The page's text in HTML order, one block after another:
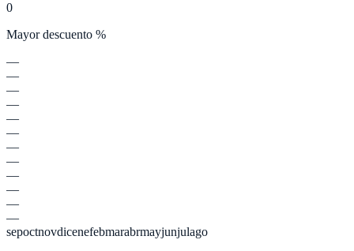
0
Mayor descuento %
—
—
—
—
—
—
—
—
—
—
—
—
sepoctnovdicenefebmarabrmayjunjulago